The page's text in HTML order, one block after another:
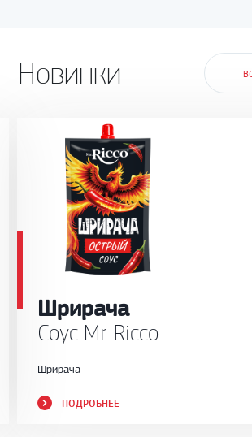
Новинки
Шрирача
Соус Mr. Ricco
Шрирача
ПОДРОБНЕЕ